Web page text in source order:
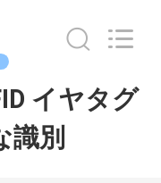
イヤタグ
識別